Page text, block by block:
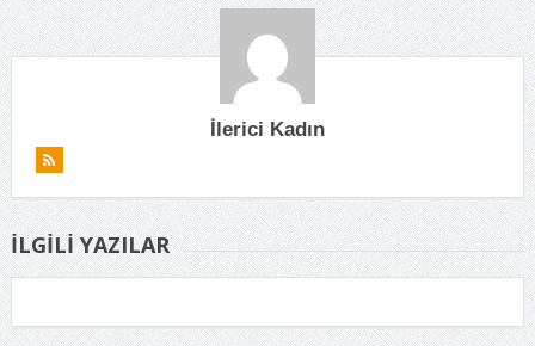
İlerici Kadın
İLGILI YAZILAR